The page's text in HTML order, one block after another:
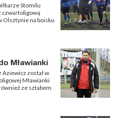
Stomilu
czwartoligową
Olsztynie na boisku
Mławianki
został w
Mławianki
ze sztabem